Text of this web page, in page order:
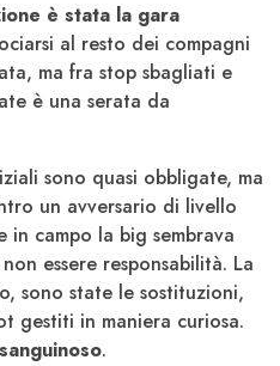
è stata la gara
al resto dei compagni
ma fra stop sbagliati e
è una serata da
sono quasi obbligate, ma
un avversario di livello
in campo la big sembrava
essere responsabilità. La
sono state le sostituzioni,
gestiti in maniera curiosa.
.